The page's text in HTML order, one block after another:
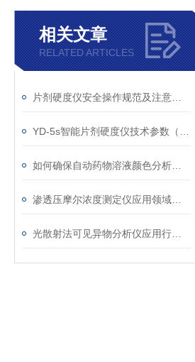
相关文章
RELATED ARTICLES